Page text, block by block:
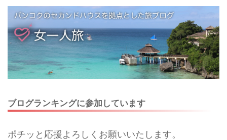
ブログランキングに参加しています
ポチッと応援よろしくお願いいたします。